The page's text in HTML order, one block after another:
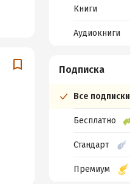
Книги
Аудиокниги
Подписка
Все подписки
Бесплатно
Стандарт
Премиум